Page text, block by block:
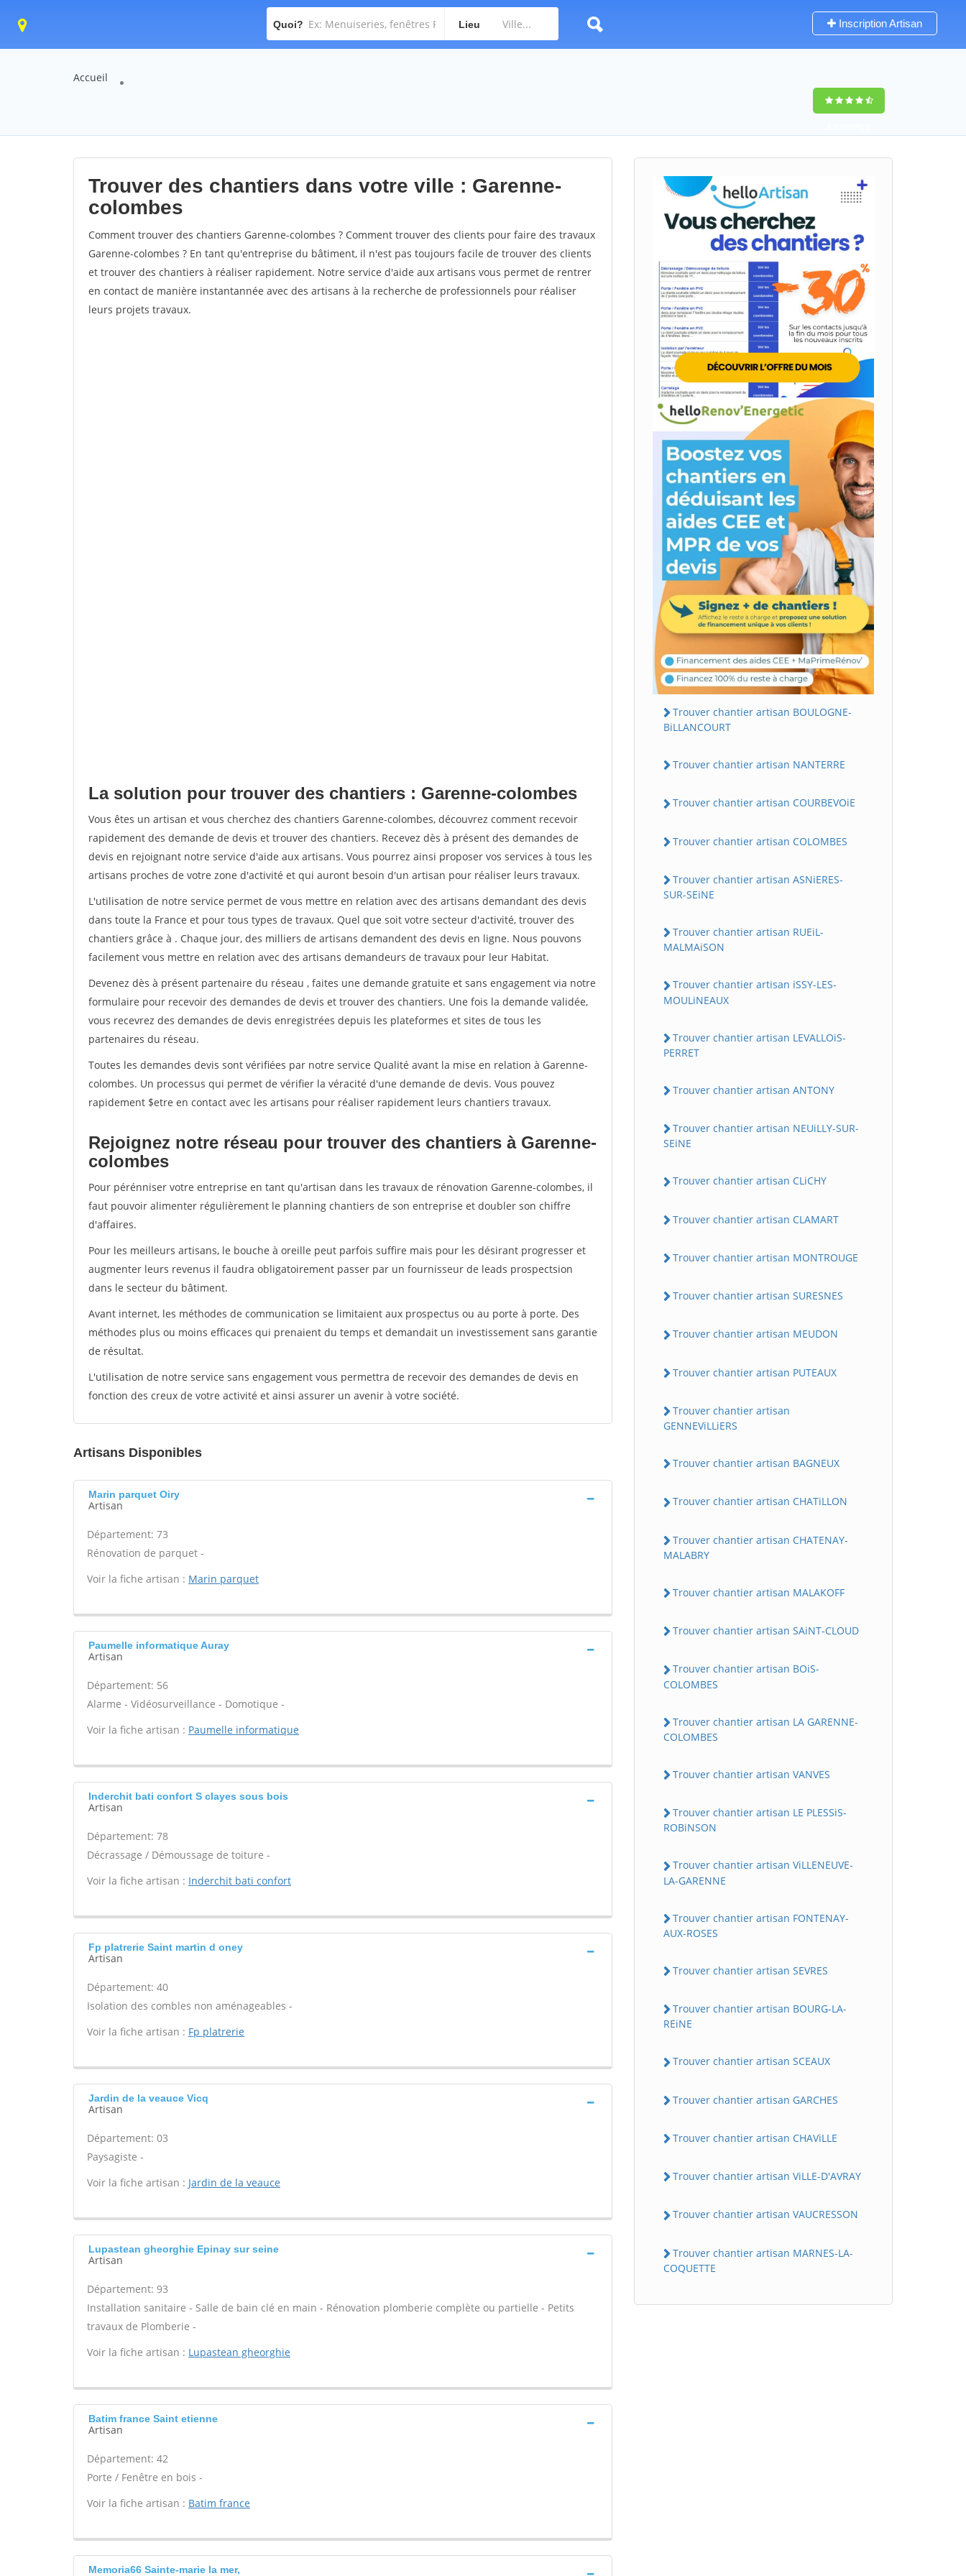
Quoi? Lieu Inscription Artisan
Accueil
Trouver des chantiers dans votre ville : Garenne-
colombes
Comment trouver des chantiers Garenne-colombes ? Comment trouver des clients pour faire des travaux
Garenne-colombes ? En tant qu'entreprise du bâtiment, il n'est pas toujours facile de trouver des clients
et trouver des chantiers à réaliser rapidement. Notre service d'aide aux artisans vous permet de rentrer
en contact de manière instantannée avec des artisans à la recherche de professionnels pour réaliser
leurs projets travaux.
La solution pour trouver des chantiers : Garenne-colombes
Vous êtes un artisan et vous cherchez des chantiers Garenne-colombes, découvrez comment recevoir
rapidement des demande de devis et trouver des chantiers. Recevez dès à présent des demandes de
devis en rejoignant notre service d'aide aux artisans. Vous pourrez ainsi proposer vos services à tous les
artisans proches de votre zone d'activité et qui auront besoin d'un artisan pour réaliser leurs travaux.
L'utilisation de notre service permet de vous mettre en relation avec des artisans demandant des devis
dans toute la France et pour tous types de travaux. Quel que soit votre secteur d'activité, trouver des
chantiers grâce à . Chaque jour, des milliers de artisans demandent des devis en ligne. Nous pouvons
facilement vous mettre en relation avec des artisans demandeurs de travaux pour leur Habitat.
Devenez dès à présent partenaire du réseau , faites une demande gratuite et sans engagement via notre
formulaire pour recevoir des demandes de devis et trouver des chantiers. Une fois la demande validée,
vous recevrez des demandes de devis enregistrées depuis les plateformes et sites de tous les
partenaires du réseau.
Toutes les demandes devis sont vérifiées par notre service Qualité avant la mise en relation à Garenne-
colombes. Un processus qui permet de vérifier la véracité d'une demande de devis. Vous pouvez
rapidement $etre en contact avec les artisans pour réaliser rapidement leurs chantiers travaux.
Rejoignez notre réseau pour trouver des chantiers à Garenne-
colombes
Pour pérénniser votre entreprise en tant qu'artisan dans les travaux de rénovation Garenne-colombes, il
faut pouvoir alimenter régulièrement le planning chantiers de son entreprise et doubler son chiffre
d'affaires.
Pour les meilleurs artisans, le bouche à oreille peut parfois suffire mais pour les désirant progresser et
augmenter leurs revenus il faudra obligatoirement passer par un fournisseur de leads prospectsion
dans le secteur du bâtiment.
Avant internet, les méthodes de communication se limitaient aux prospectus ou au porte à porte. Des
méthodes plus ou moins efficaces qui prenaient du temps et demandait un investissement sans garantie
de résultat.
L'utilisation de notre service sans engagement vous permettra de recevoir des demandes de devis en
fonction des creux de votre activité et ainsi assurer un avenir à votre société.
Artisans Disponibles
Marin parquet Oiry
Artisan
Département: 73
Rénovation de parquet -
Voir la fiche artisan : Marin parquet
Paumelle informatique Auray
Artisan
Département: 56
Alarme - Vidéosurveillance - Domotique -
Voir la fiche artisan : Paumelle informatique
Inderchit bati confort S clayes sous bois
Artisan
Département: 78
Décrassage / Démoussage de toiture -
Voir la fiche artisan : Inderchit bati confort
Fp platrerie Saint martin d oney
Artisan
Département: 40
Isolation des combles non aménageables -
Voir la fiche artisan : Fp platrerie
Jardin de la veauce Vicq
Artisan
Département: 03
Paysagiste -
Voir la fiche artisan : Jardin de la veauce
Lupastean gheorghie Epinay sur seine
Artisan
Département: 93
Installation sanitaire - Salle de bain clé en main - Rénovation plomberie complète ou partielle - Petits
travaux de Plomberie -
Voir la fiche artisan : Lupastean gheorghie
Batim france Saint etienne
Artisan
Département: 42
Porte / Fenêtre en bois -
Voir la fiche artisan : Batim france
Memoria66 Sainte-marie la mer,
Trouver chantier artisan BOULOGNE-
BiLLANCOURT
Trouver chantier artisan NANTERRE
Trouver chantier artisan COURBEVOiE
Trouver chantier artisan COLOMBES
Trouver chantier artisan ASNiERES-
SUR-SEiNE
Trouver chantier artisan RUEiL-
MALMAiSON
Trouver chantier artisan iSSY-LES-
MOULiNEAUX
Trouver chantier artisan LEVALLOiS-
PERRET
Trouver chantier artisan ANTONY
Trouver chantier artisan NEUiLLY-SUR-
SEiNE
Trouver chantier artisan CLiCHY
Trouver chantier artisan CLAMART
Trouver chantier artisan MONTROUGE
Trouver chantier artisan SURESNES
Trouver chantier artisan MEUDON
Trouver chantier artisan PUTEAUX
Trouver chantier artisan
GENNEViLLiERS
Trouver chantier artisan BAGNEUX
Trouver chantier artisan CHATiLLON
Trouver chantier artisan CHATENAY-
MALABRY
Trouver chantier artisan MALAKOFF
Trouver chantier artisan SAiNT-CLOUD
Trouver chantier artisan BOiS-
COLOMBES
Trouver chantier artisan LA GARENNE-
COLOMBES
Trouver chantier artisan VANVES
Trouver chantier artisan LE PLESSiS-
ROBiNSON
Trouver chantier artisan ViLLENEUVE-
LA-GARENNE
Trouver chantier artisan FONTENAY-
AUX-ROSES
Trouver chantier artisan SEVRES
Trouver chantier artisan BOURG-LA-
REiNE
Trouver chantier artisan SCEAUX
Trouver chantier artisan GARCHES
Trouver chantier artisan CHAViLLE
Trouver chantier artisan ViLLE-D'AVRAY
Trouver chantier artisan VAUCRESSON
Trouver chantier artisan MARNES-LA-
COQUETTE